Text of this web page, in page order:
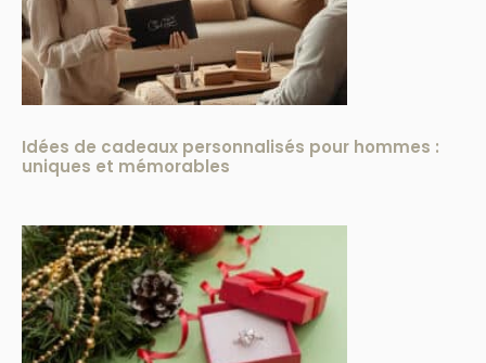
Idées de cadeaux personnalisés pour hommes :
uniques et mémorables